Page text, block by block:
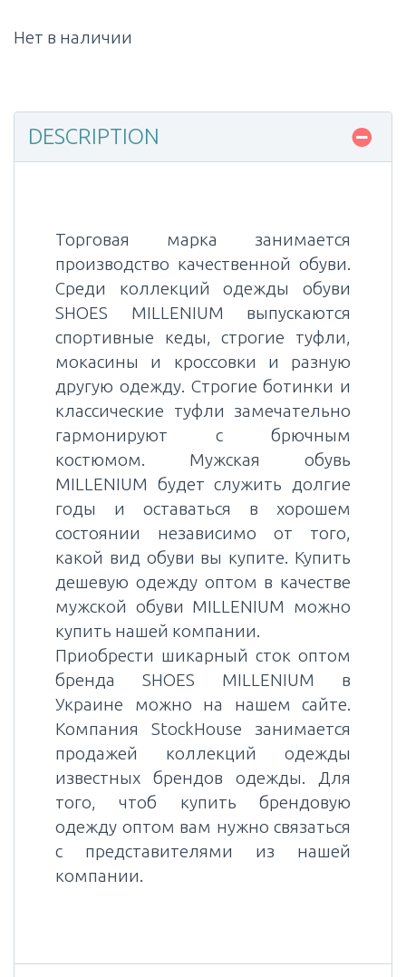
Нет в наличии
DESCRIPTION
Торговая марка занимается
производство качественной обуви.
Среди коллекций одежды обуви
SHOES MILLENIUM выпускаются
спортивные кеды, строгие туфли,
мокасины и кроссовки и разную
другую одежду. Строгие ботинки и
классические туфли замечательно
гармонируют с брючным
костюмом. Мужская обувь
MILLENIUM будет служить долгие
годы и оставаться в хорошем
состоянии независимо от того,
какой вид обуви вы купите. Купить
дешевую одежду оптом в качестве
мужской обуви MILLENIUM можно
купить нашей компании.
Приобрести шикарный сток оптом
бренда SHOES MILLENIUM в
Украине можно на нашем сайте.
Компания StockHouse занимается
продажей коллекций одежды
известных брендов одежды. Для
того, чтоб купить брендовую
одежду оптом вам нужно связаться
с представителями из нашей
компании.